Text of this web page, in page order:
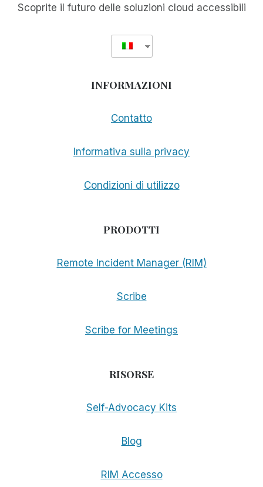
Scoprite il futuro delle soluzioni cloud accessibili
INFORMAZIONI
Contatto
Informativa sulla privacy
Condizioni di utilizzo
PRODOTTI
Remote Incident Manager (RIM)
Scribe
Scribe for Meetings
RISORSE
Self-Advocacy Kits
Blog
RIM Accesso